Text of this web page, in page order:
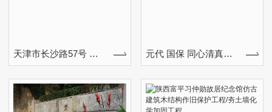
天津市长沙路57号 历史风貌建筑外墙油漆清洗施工 元代 国保 同心清真大寺照壁清洗脱盐施工